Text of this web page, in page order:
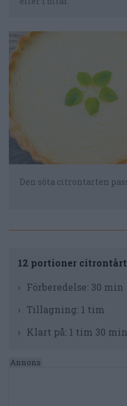
Den söta citrontarten
12 portioner
Förberedelse: 30 min
Tillagning: 1 tim
Klart på: 1 tim 30 min